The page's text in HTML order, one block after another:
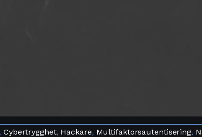
, Cybertrygghet, Hackare, Multifaktorsautentisering,